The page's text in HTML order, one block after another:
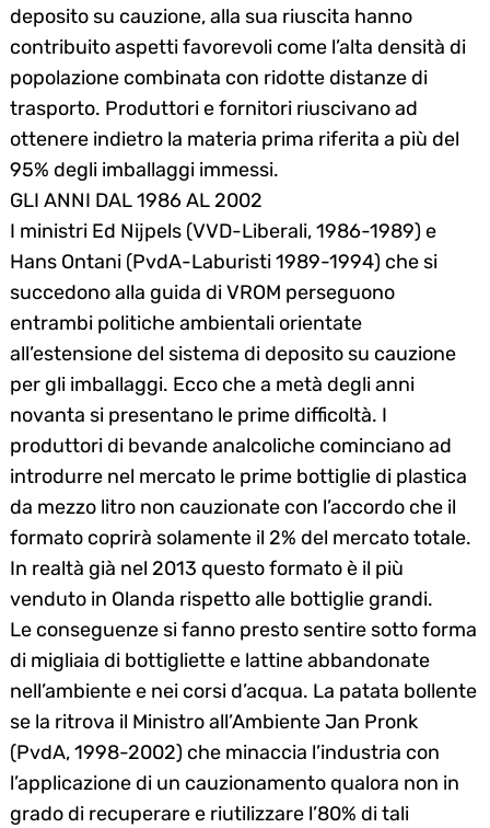
deposito su cauzione, alla sua riuscita hanno
contribuito aspetti favorevoli come l’alta densità di
popolazione combinata con ridotte distanze di
trasporto. Produttori e fornitori riuscivano ad
ottenere indietro la materia prima riferita a più del
95% degli imballaggi immessi.
GLI ANNI DAL 1986 AL 2002
I ministri Ed Nijpels (VVD-Liberali, 1986-1989) e
Hans Ontani (PvdA-Laburisti 1989-1994) che si
succedono alla guida di VROM perseguono
entrambi politiche ambientali orientate
all’estensione del sistema di deposito su cauzione
per gli imballaggi. Ecco che a metà degli anni
novanta si presentano le prime difficoltà. I
produttori di bevande analcoliche cominciano ad
introdurre nel mercato le prime bottiglie di plastica
da mezzo litro non cauzionate con l’accordo che il
formato coprirà solamente il 2% del mercato totale.
In realtà già nel 2013 questo formato è il più
venduto in Olanda rispetto alle bottiglie grandi.
Le conseguenze si fanno presto sentire sotto forma
di migliaia di bottigliette e lattine abbandonate
nell’ambiente e nei corsi d’acqua. La patata bollente
se la ritrova il Ministro all’Ambiente Jan Pronk
(PvdA, 1998-2002) che minaccia l’industria con
l’applicazione di un cauzionamento qualora non in
grado di recuperare e riutilizzare l’80% di tali